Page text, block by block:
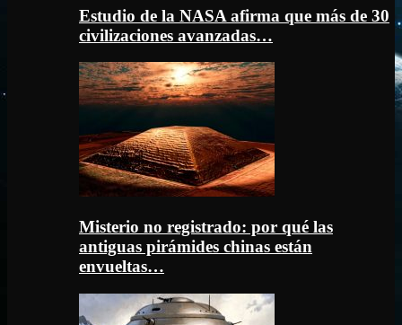
Estudio de la NASA afirma que más de 30
civilizaciones avanzadas…
Misterio no registrado: por qué las
antiguas pirámides chinas están
envueltas…